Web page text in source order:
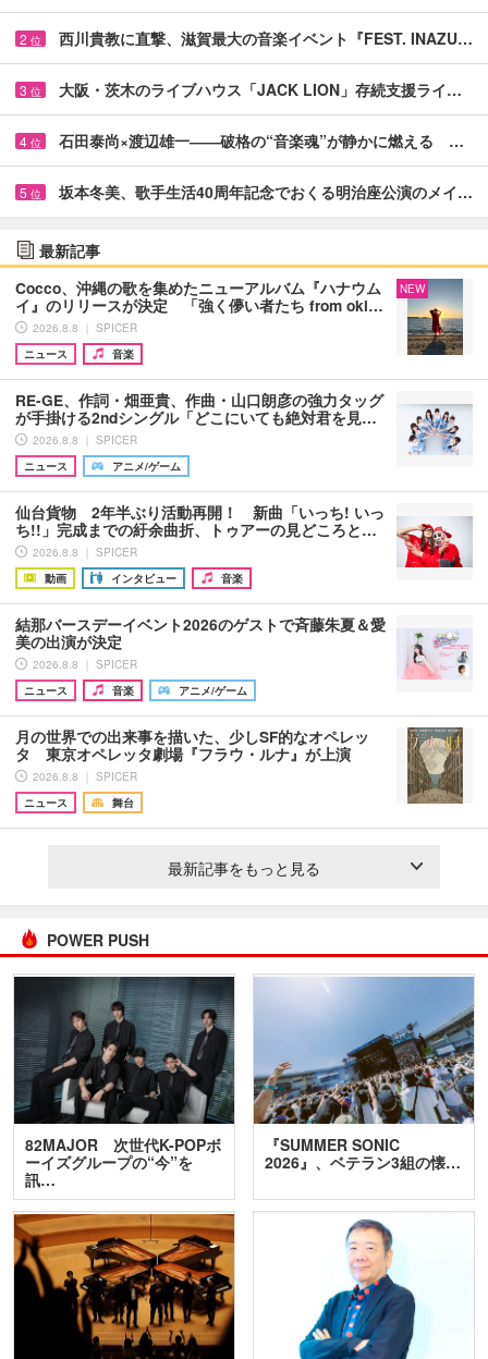
2 位 西川貴教に直撃、滋賀最大の音楽イベント『FEST. INAZU…
3 位 大阪・茨木のライブハウス「JACK LION」存続支援ライ…
4 位 石田泰尚×渡辺雄一――破格の“音楽魂”が静かに燃える …
5 位 坂本冬美、歌手生活40周年記念でおくる明治座公演のメイ…
最新記事
Cocco、沖縄の歌を集めたニューアルバム『ハナウム
イ』のリリースが決定 「強く儚い者たち from oki…
2026.8.8 ｜ SPICER
ニュース
音楽
NEW
RE-GE、作詞・畑亜貴、作曲・山口朗彦の強力タッグ
が手掛ける2ndシングル「どこにいても絶対君を見…
2026.8.8 ｜ SPICER
ニュース
アニメ/ゲーム
仙台貨物 2年半ぶり活動再開！ 新曲「いっち! いっ
ち!!」完成までの紆余曲折、トゥアーの見どころと…
2026.8.8 ｜ SPICER
動画
インタビュー 音楽
結那バースデーイベント2026のゲストで斉藤朱夏＆愛
美の出演が決定
2026.8.8 ｜ SPICER
ニュース
音楽 アニメ/ゲーム
月の世界での出来事を描いた、少しSF的なオペレッ
タ 東京オペレッタ劇場『フラウ・ルナ』が上演
2026.8.8 ｜ SPICER
ニュース
舞台
最新記事をもっと見る
POWER PUSH
82MAJOR 次世代K-POPボ
ーイズグループの“今”を
訊…
『SUMMER SONIC
2026』、ベテラン3組の懐…